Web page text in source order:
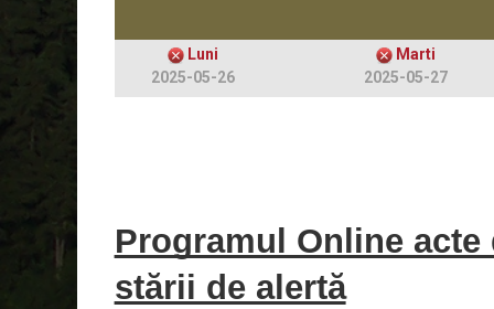
Luni
2025-05-26
Marti
2025-05-27
Programul Online
stării de alertă